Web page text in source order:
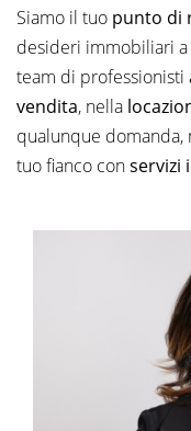
Siamo il tuo punto di
desideri immobiliari a
team di professionisti
vendita, nella
qualunque domanda,
tuo fianco conservizi